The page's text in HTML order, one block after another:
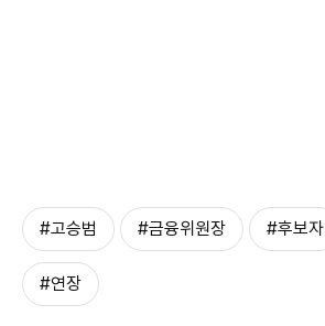
#고승범 #금융위원장 #후보자
#연장